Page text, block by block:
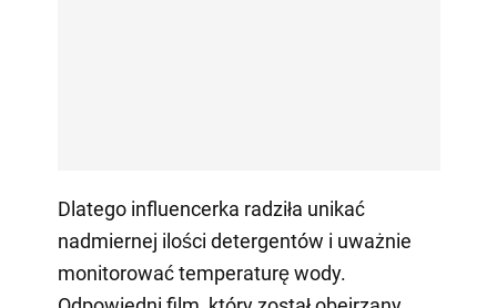
Dlatego influencerka radziła unikać
nadmiernej ilości detergentów i uważnie
monitorować temperaturę wody.